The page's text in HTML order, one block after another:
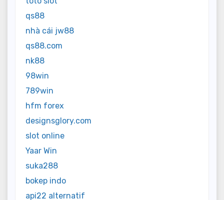
qs88
nhà cái jw88
qs88.com
nk88
98win
789win
hfm forex
designsglory.com
slot online
Yaar Win
suka288
bokep indo
api22 alternatif